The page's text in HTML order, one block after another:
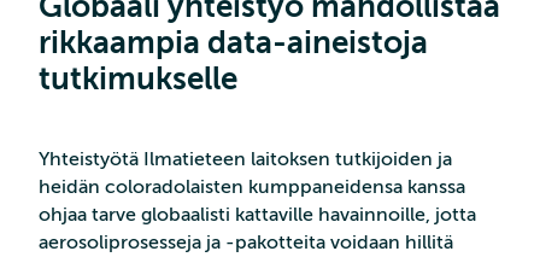
Globaali yhteistyö mahdollistaa
rikkaampia data-aineistoja
tutkimukselle
Yhteistyötä Ilmatieteen laitoksen tutkijoiden ja
heidän coloradolaisten kumppaneidensa kanssa
ohjaa tarve globaalisti kattaville havainnoille, jotta
aerosoliprosesseja ja -pakotteita voidaan hillitä